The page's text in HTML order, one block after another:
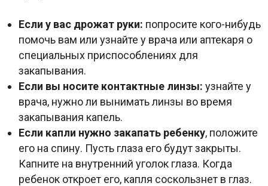
Если у вас дрожат руки: попросите кого-нибудь
помочь вам или узнайте у врача или аптекаря о
специальных приспособлениях для
закапывания.
Если вы носите контактные линзы: узнайте у
врача, нужно ли вынимать линзы во время
закапывания капель.
Если капли нужно закапать ребенку, положите
его на спину. Пусть глаза его будут закрыты.
Капните на внутренний уголок глаза. Когда
ребенок откроет его, капля соскользнет в глаз.